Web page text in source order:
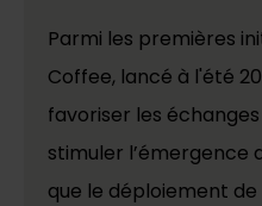
Parmi les premières
Coffee, lancé à l'été
favoriser les
stimuler l’émergence
que le déploiement de